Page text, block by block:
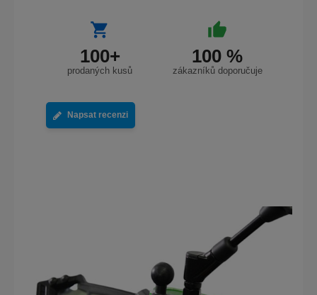
100+
prodaných kusů
100 %
zákazníků doporučuje
Napsat recenzi